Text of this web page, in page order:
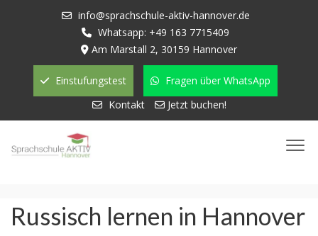
info@sprachschule-aktiv-hannover.de
Whatsapp: +49 163 7715409
Am Marstall 2, 30159 Hannover
Einstufungstest
Fragen über WhatsApp
Kontakt
Jetzt buchen!
Russisch lernen in Hannover